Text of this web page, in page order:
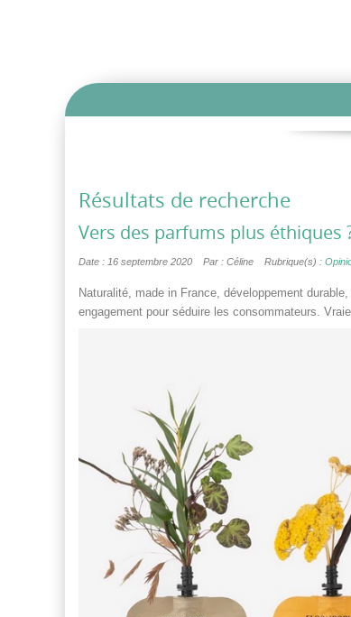
Résultats de recherche
Vers des parfums plus éthiques
Date : 16 septembre 2020 Par : Céline Rubrique(s) :
Naturalité, made in France, développement
engagement pour séduire les consommateurs.